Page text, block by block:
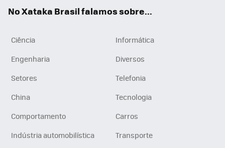
No Xataka Brasil falamos sobre...
Ciência
Informática
Engenharia
Diversos
Setores
Telefonia
China
Tecnologia
Comportamento
Carros
Indústria automobilística
Transporte